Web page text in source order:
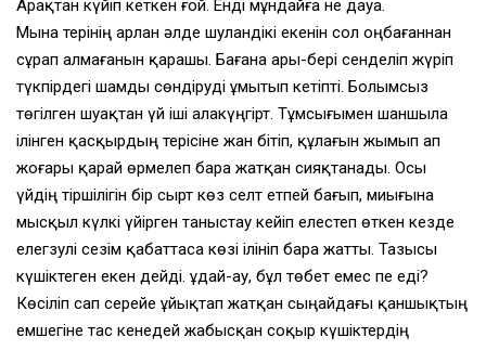
Арақтан күйiп кеткен ғой. Ендi мұндайға не дауа.
Мына терiнiң арлан әлде шуландiкi екенiн сол оңбағаннан
сұрап алмағанын қарашы. Бағана ары-берi сенделiп жүрiп
түкпiрдегi шамды сөндiрудi ұмытып кетiптi. Болымсыз
төгiлген шуақтан үй iшi алакүңгiрт. Тұмсығымен шаншыла
iлiнген қасқырдың терiсiне жан бiтiп, құлағын жымып ап
жоғары қарай өрмелеп бара жатқан сияқтанады. Осы
үйдiң тiршiлiгiн бiр сырт көз селт етпей бағып, миығына
мысқыл күлкi үйiрген таныстау кейiп елестеп өткен кезде
елегзулi сезiм қабаттаса көзi iлiнiп бара жатты. Тазысы
күшiктеген екен дейдi. Құдай-ау, бұл төбет емес пе едi?
Көсiлiп сап серейе ұйықтап жатқан сыңайдағы қаншықтың
емшегiне тас кенедей жабысқан соқыр күшiктердiң